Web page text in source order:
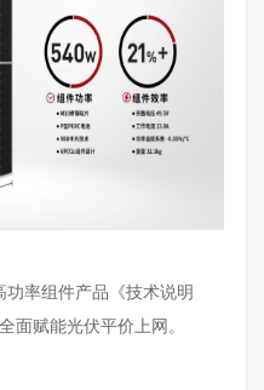
率组件产品《技术说明
面赋能光伏平价上网。